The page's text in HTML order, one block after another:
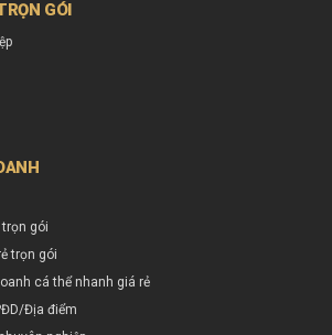
GÓI
trọn gói
trọn gói
cá thể nhanh giá rẻ
Địa điểm